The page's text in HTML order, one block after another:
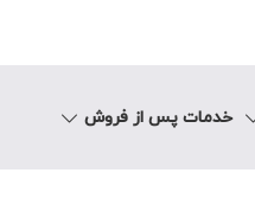
خدمات پس از فروش
ال جی براساس منطقه